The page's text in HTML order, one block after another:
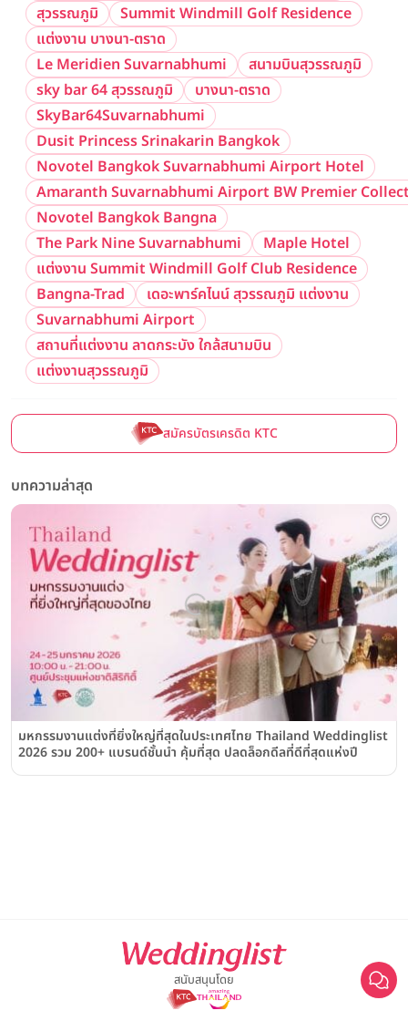
สุวรรณภูมิ
Summit Windmill Golf Residence
แต่งงาน บางนา-ตราด
Le Meridien Suvarnabhumi
สนามบินสุวรรณภูมิ
sky bar 64 สุวรรณภูมิ
บางนา-ตราด
SkyBar64Suvarnabhumi
Dusit Princess Srinakarin Bangkok
Novotel Bangkok Suvarnabhumi Airport Hotel
Amaranth Suvarnabhumi Airport BW Premier
Novotel Bangkok Bangna
The Park Nine Suvarnabhumi
Maple Hotel
แต่งงาน Summit Windmill Golf Club Residence
Bangna-Trad
เดอะพาร์คไนน์ สุวรรณภูมิ แต่งงาน
Suvarnabhumi Airport
สถานที่แต่งงาน ลาดกระบัง ใกล้สนามบิน
แต่งงานสุวรรณภูมิ
สมัครบัตรเครดิต KTC
บทความล่าสุด
มหกรรมงานแต่งที่ยิ่งใหญ่ที่สุดในประเทศไทย Thailand Weddinglist
2026 รวม 200+ แบรนด์ชั้นนำ คุ้มที่สุด ปลดล็อกดีลที่ดีที่สุดแห่งปี
สนับสนุนโดย